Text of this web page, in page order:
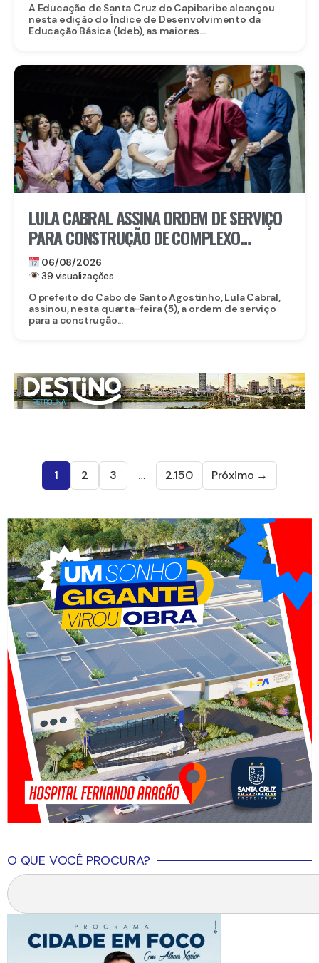
A Educação de Santa Cruz do Capibaribe alcançou
nesta edição do Índice de Desenvolvimento da
Educação Básica (Ideb), as maiores...
LULA CABRAL ASSINA ORDEM DE SERVIÇO
PARA CONSTRUÇÃO DE COMPLEXO
EDUCACIONAL EM SERRARIA
06/08/2026
39 visualizações
O prefeito do Cabo de Santo Agostinho, Lula Cabral,
assinou, nesta quarta-feira (5), a ordem de serviço
para a construção...
1 2 3 … 2.150 Próximo →
O QUE VOCÊ PROCURA?